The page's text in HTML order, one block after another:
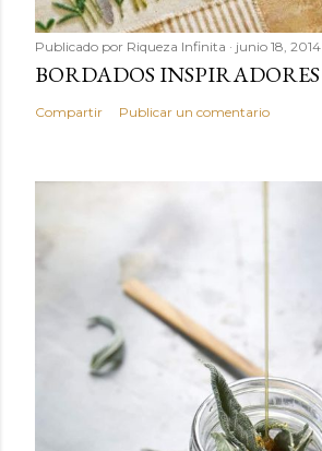
Publicado por Riqueza Infinita junio 18, 2014
BORDADOS INSPIRADORES
Compartir Publicar un comentario